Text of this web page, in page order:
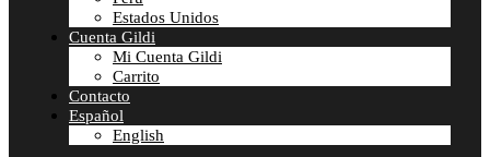
Estados Unidos
Cuenta Gildi
Mi Cuenta Gildi
Carrito
Contacto
Español
English